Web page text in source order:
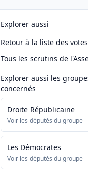
Explorer aussi
Retour à la liste des votes
Tous les scrutins de
Explorer aussi les
concernés
Droite Républicaine
Voir les députés du groupe
Les Démocrates
Voir les députés du groupe